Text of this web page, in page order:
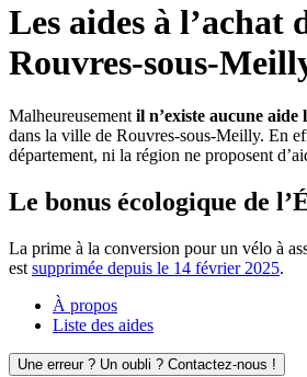
Les aides à l’achat
Rouvres-sous-
Malheureusement il n’existe aucune aide
dans la ville de Rouvres-sous-Meilly. En
département, ni la région ne proposent
Le bonus écologique de
La prime à la conversion pour un vélo à
est supprimée depuis le 14 février 2025.
À propos
Liste des aides
Une erreur ? Un oubli ? Contactez-nous !